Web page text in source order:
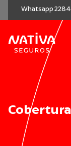
Whatsapp